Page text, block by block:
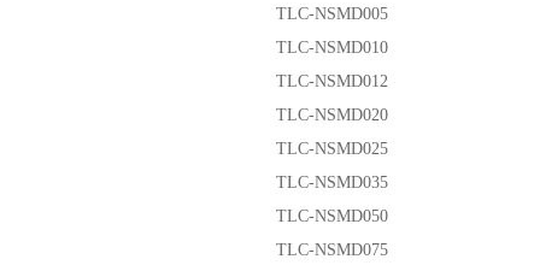
TLC-NSMD005
TLC-NSMD010
TLC-NSMD012
TLC-NSMD020
TLC-NSMD025
TLC-NSMD035
TLC-NSMD050
TLC-NSMD075